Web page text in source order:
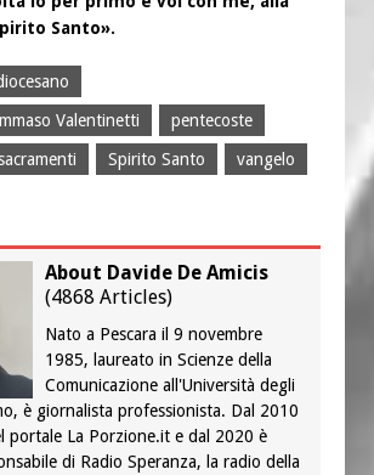
Santo».
Valentinetti
pentecoste
Spirito Santo
vangelo
About Davide De Amicis
(4868 Articles)
Nato a Pescara il 9 novembre
1985, laureato in Scienze della
Comunicazione all'Università degli
è giornalista professionista. Dal 2010
portale La Porzione.it e dal 2020 è
di Radio Speranza, la radio della